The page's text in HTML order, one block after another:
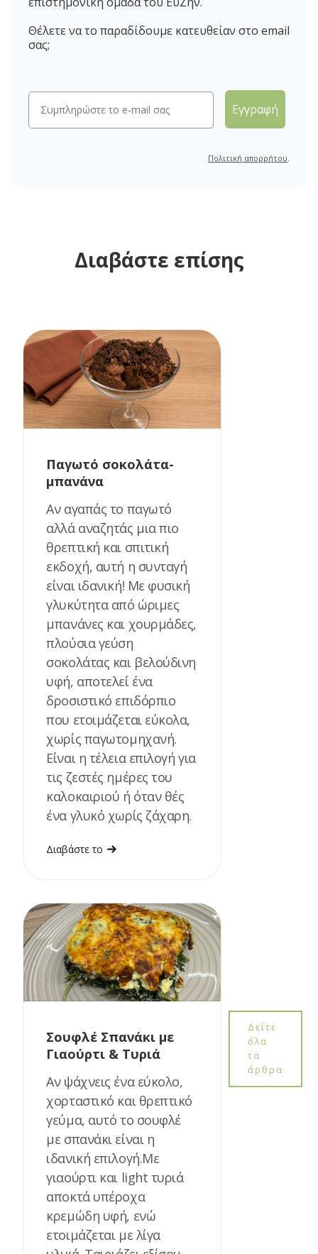
Θέλετε να το παραδίδουμε κατευθείαν στο email
σας;
Εγγραφή
Πολιτική απορρήτου.
Διαβάστε επίσης
Παγωτό σοκολάτα-
μπανάνα
Αν αγαπάς το παγωτό
αλλά αναζητάς μια πιο
θρεπτική και σπιτική
εκδοχή, αυτή η συνταγή
είναι ιδανική! Με φυσική
γλυκύτητα από ώριμες
μπανάνες και χουρμάδες,
πλούσια γεύση
σοκολάτας και βελούδινη
υφή, αποτελεί ένα
δροσιστικό επιδόρπιο
που ετοιμάζεται εύκολα,
χωρίς παγωτομηχανή.
Είναι η τέλεια επιλογή για
τις ζεστές ημέρες του
καλοκαιριού ή όταν θές
ένα γλυκό χωρίς ζάχαρη.
Διαβάστε το
Σουφλέ Σπανάκι με
Γιαούρτι & Τυριά
Αν ψάχνεις ένα εύκολο,
χορταστικό και θρεπτικό
γεύμα, αυτό το σουφλέ
με σπανάκι είναι η
ιδανική επιλογή.Με
γιαούρτι και light τυριά
αποκτά υπέροχα
κρεμώδη υφή, ενώ
ετοιμάζεται με λίγα
Δείτε
όλα
τα
άρθρα